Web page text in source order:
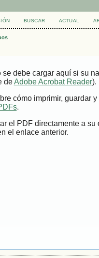
BUSCAR ACTUAL
debe cargar aquí si su
deAdobe Acrobat Reader).
cómo imprimir, guardar
.
el PDF directamente a
el enlace anterior.